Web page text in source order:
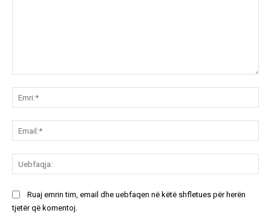
Ruaj emrin tim, email dhe uebfaqen në këtë shfletues për herën
tjetër që komentoj.